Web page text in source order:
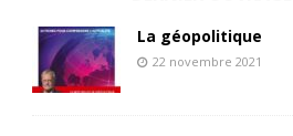
La géopolitique
22 novembre 2021